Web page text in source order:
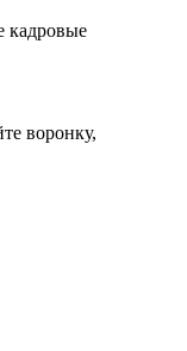
кадровые
воронку,